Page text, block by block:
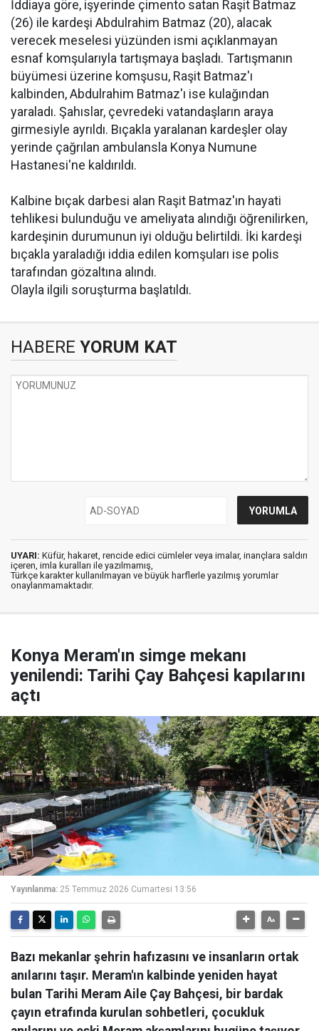
İddiaya göre, işyerinde çimento satan Raşit Batmaz
(26) ile kardeşi Abdulrahim Batmaz (20), alacak
verecek meselesi yüzünden ismi açıklanmayan
esnaf komşularıyla tartışmaya başladı. Tartışmanın
büyümesi üzerine komşusu, Raşit Batmaz'ı
kalbinden, Abdulrahim Batmaz'ı ise kulağından
yaraladı. Şahıslar, çevredeki vatandaşların araya
girmesiyle ayrıldı. Bıçakla yaralanan kardeşler olay
yerinde çağrılan ambulansla Konya Numune
Hastanesi'ne kaldırıldı.
Kalbine bıçak darbesi alan Raşit Batmaz'ın hayati
tehlikesi bulunduğu ve ameliyata alındığı öğrenilirken,
kardeşinin durumunun iyi olduğu belirtildi. İki kardeşi
bıçakla yaraladığı iddia edilen komşuları ise polis
tarafından gözaltına alındı.
Olayla ilgili soruşturma başlatıldı.
HABERE YORUM KAT
UYARI: Küfür, hakaret, rencide edici cümleler veya imalar, inançlara saldırı
içeren, imla kuralları ile yazılmamış,
Türkçe karakter kullanılmayan ve büyük harflerle yazılmış yorumlar
onaylanmamaktadır.
Konya Meram'ın simge mekanı
yenilendi: Tarihi Çay Bahçesi kapılarını
açtı
Yayınlanma: 25 Temmuz 2026 Cumartesi 13:56
Bazı mekanlar şehrin hafızasını ve insanların ortak
anılarını taşır. Meram'ın kalbinde yeniden hayat
bulan Tarihi Meram Aile Çay Bahçesi, bir bardak
çayın etrafında kurulan sohbetleri, çocukluk